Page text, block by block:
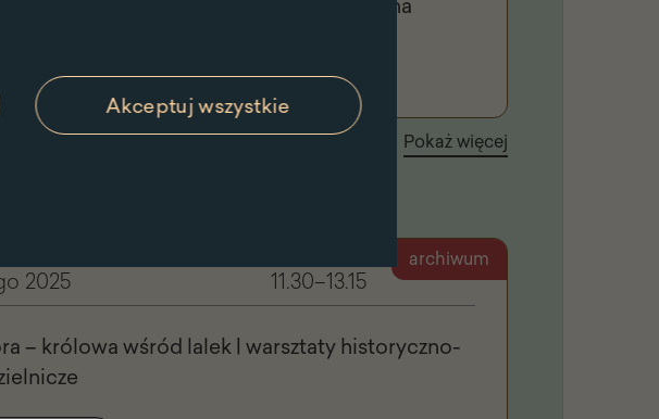
Akceptuj wszystkie
Pokaż więcej
archiwum
2025 11.30–13.15
– królowa wśród lalek | warsztaty historyczno-